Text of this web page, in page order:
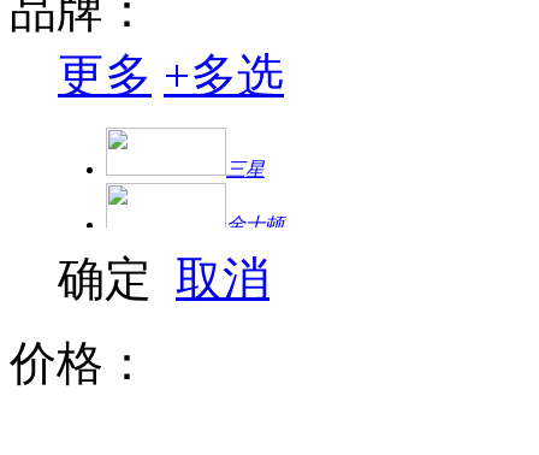
更多 +多选
三星
金士顿
西部数据（WD）
忆捷
确定 取消
价格：